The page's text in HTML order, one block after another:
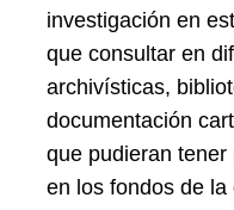
investigación en
que consultar en
archivísticas,
documentación
que pudieran
en los fondos de la